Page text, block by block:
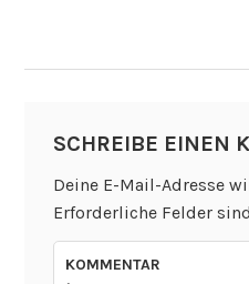
SCHREIBE EINEN
Deine E-Mail-Adresse
Erforderliche Felder
KOMMENTAR